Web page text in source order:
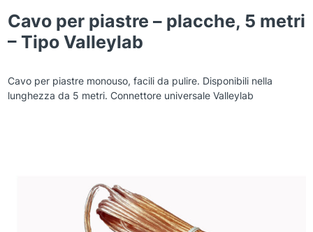
Cavo per piastre – placche, 5 metri
– Tipo Valleylab
Cavo per piastre monouso, facili da pulire. Disponibili nella
lunghezza da 5 metri. Connettore universale Valleylab